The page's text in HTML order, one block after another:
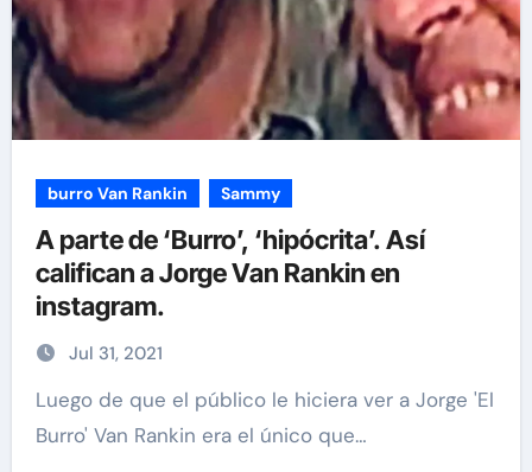
burro Van Rankin Sammy
A parte de ‘Burro’, ‘hipócrita’. Así
califican a Jorge Van Rankin en
instagram.
Jul 31, 2021
Luego de que el público le hiciera ver a Jorge 'El
Burro' Van Rankin era el único que…